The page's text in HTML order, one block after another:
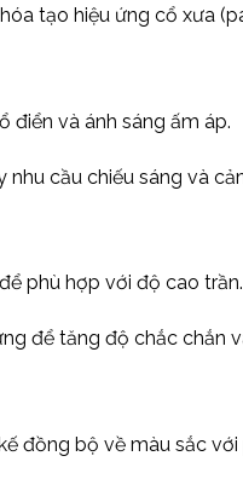
tạo hiệu ứng cổ xưa
điển và ánh sáng ấm áp.
cầu chiếu sáng và
phù hợp với độ cao trần.
để tăng độ chắc chắn
đồng bộ về màu sắc